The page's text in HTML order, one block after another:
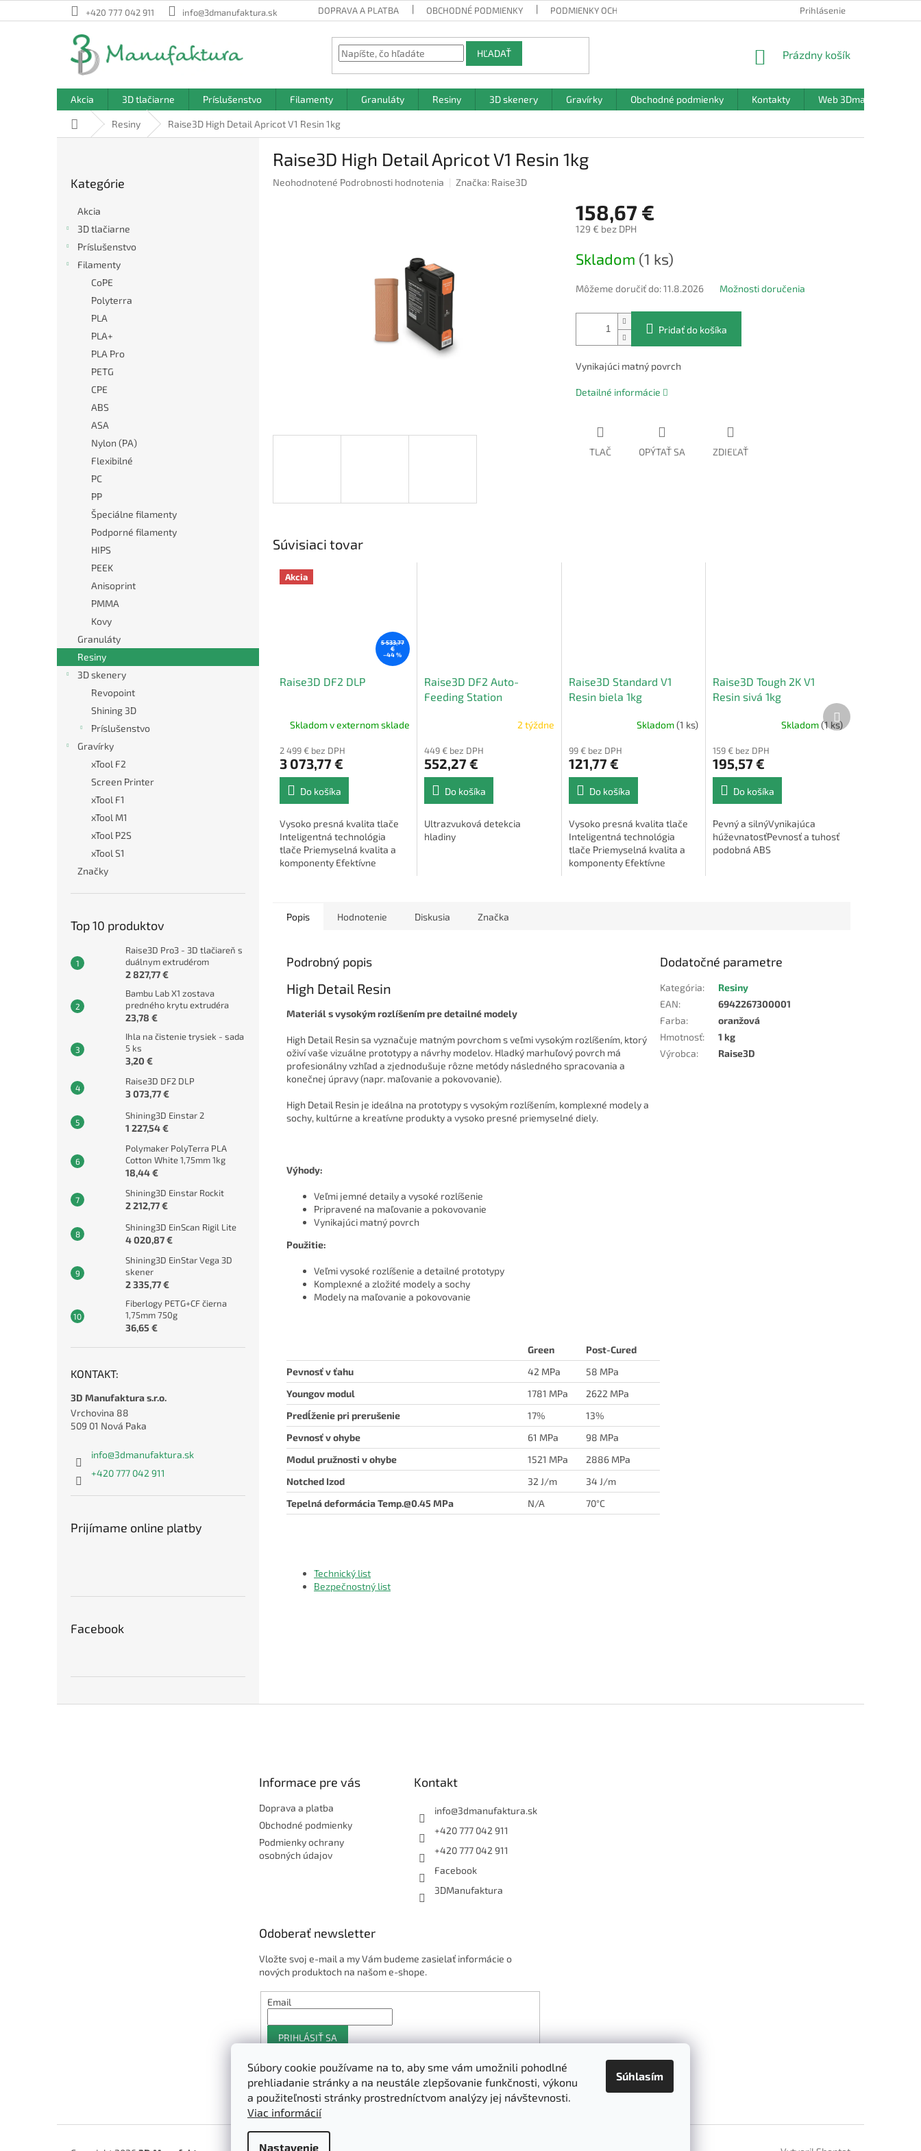
Súbory cookie používame na to, aby sme vám umožnili pohodlné
prehliadanie stránky a na neustále zlepšovanie funkčnosti, výkonu
a použiteľnosti stránky prostredníctvom analýzy jej návštevnosti.
Viac informácií
Nastavenie
Súhlasím
na
+420 777 042 911 info@3dmanufaktura.sk DOPRAVA A PLATBA OBCHODNÉ PODMIENKY PODMIENKY OCHRANY OSOBNÝCH ÚDAJOV Prihlásenie
HĽADAŤ
NÁKUPNÝ
Prázdny košík
Akcia 3D tlačiarne Príslušenstvo Filamenty Granuláty Resiny 3D skenery Gravírky Obchodné podmienky Kontakty Web 3Dmanufaktura.sk
DomovResiny Raise3D High Detail Apricot V1 Resin 1kg
kategórie
Kategórie
Akcia
3D tlačiarne
Príslušenstvo
Filamenty
CoPE
Polyterra
PLA
PLA+
PLA Pro
PETG
CPE
ABS
ASA
Nylon (PA)
Flexibilné
PC
PP
Špeciálne filamenty
Podporné filamenty
HIPS
PEEK
Anisoprint
PMMA
Kovy
Granuláty
Resiny
3D skenery
Revopoint
Shining 3D
Príslušenstvo
Gravírky
xTool F2
Screen Printer
xTool F1
xTool M1
xTool P2S
xTool S1
Značky
Top 10 produktov
Raise3D Pro3 - 3D tlačiareň s
duálnym extrudérom
2 827,77 €
Bambu Lab X1 zostava
predného krytu extrudéra
23,78 €
Ihla na čistenie trysiek - sada
5 ks
3,20 €
Raise3D DF2 DLP
3 073,77 €
Shining3D Einstar 2
1 227,54 €
Polymaker PolyTerra PLA
Cotton White 1,75mm 1kg
18,44 €
Shining3D Einstar Rockit
2 212,77 €
Shining3D EinScan Rigil Lite
4 020,87 €
Shining3D EinStar Vega 3D
skener
2 335,77 €
Fiberlogy PETG+CF čierna
1,75mm 750g
36,65 €
KONTAKT:
3D Manufaktura s.r.o.
Vrchovina 88
509 01 Nová Paka
info@3dmanufaktura.sk
+420 777 042 911
Prijímame online platby
Facebook
Raise3D High Detail Apricot V1 Resin 1kg
Priemerné
Neohodnotené Podrobnosti hodnotenia Značka: Raise3D
158,67 €
129 € bez DPH
cena:
Skladom (1 ks)
Môžeme doručiť do: 11.8.2026 Možnosti doručenia
Pridať do košíka
Vynikajúci matný povrch
Detailné informácie
TLAČ OPÝTAŤ SA ZDIEĽAŤ
Súvisiaci tovar
Akcia
5 533,77
€
–44 %
Raise3D DF2 DLP
Skladom v externom sklade
2 499 € bez DPH
3 073,77 €
Do košíka
Vysoko presná kvalita tlače
Inteligentná technológia
tlače Priemyselná kvalita a
komponenty Efektívne
Raise3D DF2 Auto-
Feeding Station
2 týždne
449 € bez DPH
552,27 €
Do košíka
Ultrazvuková detekcia
hladiny
Raise3D Standard V1
Resin biela 1kg
Skladom(1 ks)
99 € bez DPH
121,77 €
Do košíka
Vysoko presná kvalita tlače
Inteligentná technológia
tlače Priemyselná kvalita a
komponenty Efektívne
Raise3D Tough 2K V1
Resin sivá 1kg
Skladom(1 ks)
159 € bez DPH
195,57 €
Do košíka
Pevný a silnýVynikajúca
húževnatosťPevnosť a tuhosť
podobná ABS
Ďalší
produkt
Popis Hodnotenie Diskusia Značka
Podrobný popis
High Detail Resin
Materiál s vysokým rozlíšením pre detailné modely
High Detail Resin sa vyznačuje matným povrchom s veľmi vysokým rozlíšením, ktorý
oživí vaše vizuálne prototypy a návrhy modelov. Hladký marhuľový povrch má
profesionálny vzhľad a zjednodušuje rôzne metódy následného spracovania a
konečnej úpravy (napr. maľovanie a pokovovanie).
High Detail Resin je ideálna na prototypy s vysokým rozlíšením, komplexné modely a
sochy, kultúrne a kreatívne produkty a vysoko presné priemyselné diely.
Výhody:
Veľmi jemné detaily a vysoké rozlíšenie
Pripravené na maľovanie a pokovovanie
Vynikajúci matný povrch
Použitie:
Veľmi vysoké rozlíšenie a detailné prototypy
Komplexné a zložité modely a sochy
Modely na maľovanie a pokovovanie
Green
Post-Cured
Pevnosť v ťahu
42 MPa
58 MPa
Youngov modul
1781 MPa
2622 MPa
Predĺženie pri prerušenie
17%
13%
Pevnosť v ohybe
61 MPa
98 MPa
Modul pružnosti v ohybe
1521 MPa
2886 MPa
Notched Izod
32 J/m
34 J/m
Tepelná deformácia Temp.@0.45 MPa
N/A 70°C
Technický list
Bezpečnostný list
Dodatočné parametre
Kategória:
Resiny
EAN:
6942267300001
Farba:
oranžová
Hmotnosť:
1 kg
Výrobca: Raise3D
Informace pre vás
Doprava a platba
Obchodné podmienky
Podmienky ochrany
osobných údajov
Kontakt
info@3dmanufaktura.sk
+420 777 042 911
+420 777 042 911
Facebook
3DManufaktura
Odoberať newsletter
Vložte svoj e-mail a my Vám budeme zasielať informácie o
nových produktoch na našom e-shope.
Email
PRIHLÁSIŤ SA
Shoptet.sk